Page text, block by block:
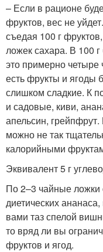
– Если в рационе
фруктов, вес не
съедая 100 г
ложек сахара. В 100
это примерно четыре
есть фрукты и ягоды
слишком сладкие. К
и садовые, киви,
апельсин,
можно не так
калорийными
Эквивалент 5 г
По 2–3 чайные ложки
диетических
вами таз спелой
то вряд ли вы
фруктов и ягод.